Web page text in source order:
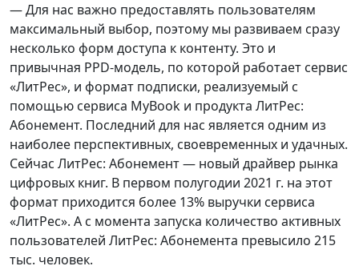
— Для нас важно предоставлять пользователям
максимальный выбор, поэтому мы развиваем сразу
несколько форм доступа к контенту. Это и
привычная PPD-модель, по которой работает сервис
«ЛитРес», и формат подписки, реализуемый с
помощью сервиса MyBook и продукта ЛитРес:
Абонемент. Последний для нас является одним из
наиболее перспективных, своевременных и удачных.
Сейчас ЛитРес: Абонемент — новый драйвер рынка
цифровых книг. В первом полугодии 2021 г. на этот
формат приходится более 13% выручки сервиса
«ЛитРес». А с момента запуска количество активных
пользователей ЛитРес: Абонемента превысило 215
тыс. человек.